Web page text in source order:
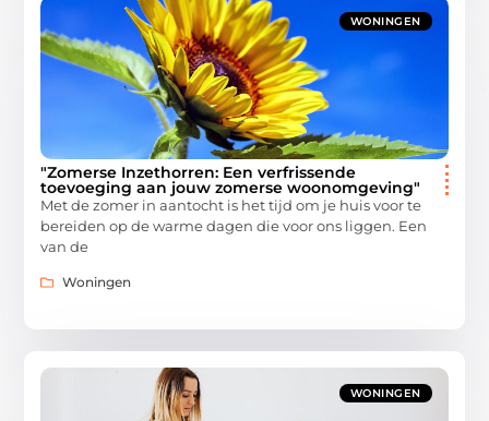
WONINGEN
"Zomerse Inzethorren: Een verfrissende
toevoeging aan jouw zomerse woonomgeving"
Met de zomer in aantocht is het tijd om je huis voor te
bereiden op de warme dagen die voor ons liggen. Een
van de
Woningen
WONINGEN